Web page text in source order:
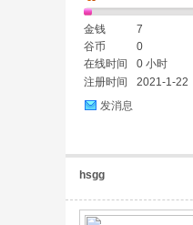
金钱
7
谷币
0
在线时间
0 小时
注册时间
2021-1-22
发消息
hsgg